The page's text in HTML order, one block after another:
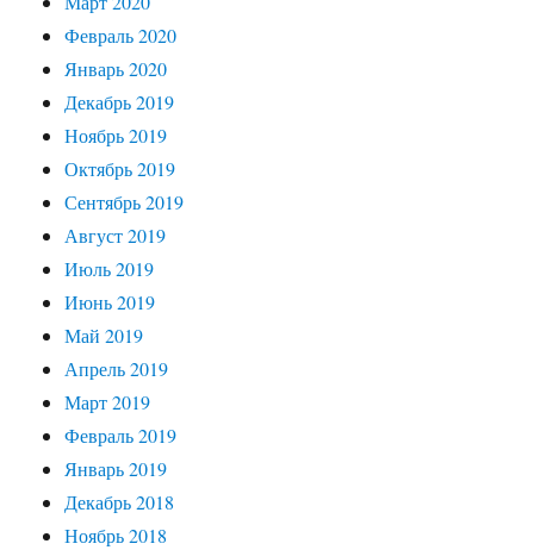
Февраль 2020
Январь 2020
Декабрь 2019
Ноябрь 2019
Октябрь 2019
Сентябрь 2019
Август 2019
Июль 2019
Июнь 2019
Май 2019
Апрель 2019
Март 2019
Февраль 2019
Январь 2019
Декабрь 2018
Ноябрь 2018